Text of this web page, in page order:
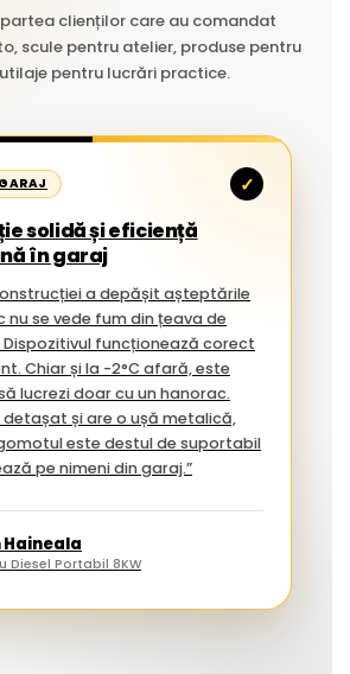
clienților care au comandat
scule pentru atelier, produse pentru
pentru lucrări practice.
✓
solidă și eficiență
în garaj
a depășit așteptările
din țeava de
funcționează corect
Chiar și la -2°C afară, este
cu un hanorac.
detașat și are o ușă metalică,
este destul de suportabil
și nu deranjează pe nimeni din garaj.”
Haineala
Diesel Portabil 8KW